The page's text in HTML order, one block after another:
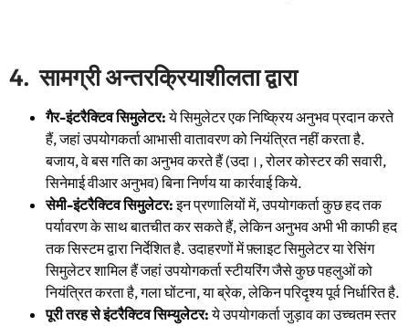
4. सामग्री अन्तरक्रियाशीलता द्वारा
गैर-इंटरैक्टिव सिमुलेटर:ये सिमुलेटर एक निष्क्रिय अनुभव प्रदान करते
हैं, जहां उपयोगकर्ता आभासी वातावरण को नियंत्रित नहीं करता है.
बजाय, वे बस गति का अनुभव करते हैं (उदा।, रोलर कोस्टर की सवारी,
सिनेमाई वीआर अनुभव) बिना निर्णय या कार्रवाई किये.
सेमी-इंटरैक्टिव सिमुलेटर:इन प्रणालियों में, उपयोगकर्ता कुछ हद तक
पर्यावरण के साथ बातचीत कर सकते हैं, लेकिन अनुभव अभी भी काफी हद
तक सिस्टम द्वारा निर्देशित है. उदाहरणों में फ़्लाइट सिमुलेटर या रेसिंग
सिमुलेटर शामिल हैं जहां उपयोगकर्ता स्टीयरिंग जैसे कुछ पहलुओं को
नियंत्रित करता है, गला घोंटना, या ब्रेक, लेकिन परिदृश्य पूर्व निर्धारित है.
पूरी तरह से इंटरैक्टिव सिम्युलेटर:ये उपयोगकर्ता जुड़ाव का उच्चतम स्तर